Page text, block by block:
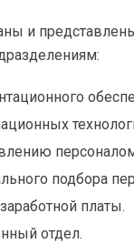
и
подбора
платы.
отдел.